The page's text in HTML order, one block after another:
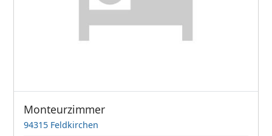
Monteurzimmer
94315 Feldkirchen